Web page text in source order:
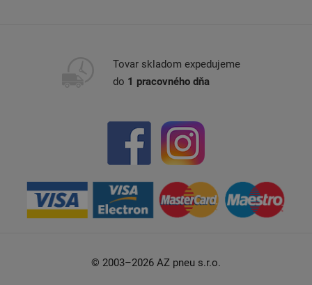
Tovar skladom expedujeme
do 1 pracovného dňa
© 2003–2026 AZ pneu s.r.o.